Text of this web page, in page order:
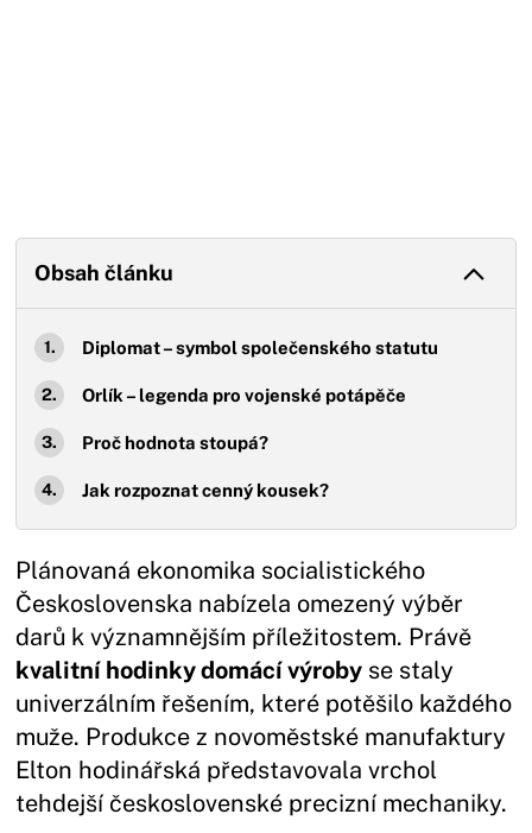
Obsah článku
Diplomat – symbol společenského statutu
Orlík – legenda pro vojenské potápěče
Proč hodnota stoupá?
Jak rozpoznat cenný kousek?
Plánovaná ekonomika socialistického
Československa nabízela omezený výběr
darů k významnějším příležitostem. Právě
kvalitní hodinky domácí výroby se staly
univerzálním řešením, které potěšilo každého
muže. Produkce z novoměstské manufaktury
Elton hodinářská představovala vrchol
tehdejší československé precizní mechaniky.